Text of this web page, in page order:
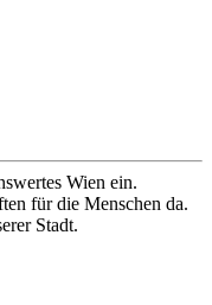
Wien ein.
für die Menschen da.
Stadt.